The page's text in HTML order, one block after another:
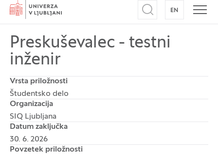
Domov
Odpri iskalnik
EN NA
Preskuševalec - testni
inženir
Vrsta priložnosti
Študentsko delo
Organizacija
SIQ Ljubljana
Datum zaključka
30. 6. 2026
Povzetek priložnosti